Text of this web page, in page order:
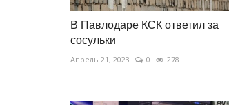
В Павлодаре КСК ответил за
сосульки
Апрель 21, 2023 0 278